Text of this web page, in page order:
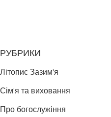
РУБРИКИ
Літопис Зазим'я
Сім'я та виховання
Про богослужіння